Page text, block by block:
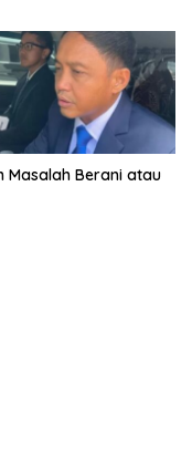
Masalah Berani atau